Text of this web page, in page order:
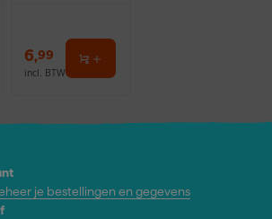
6,99
incl. BTW
je bestellingen en gegevens